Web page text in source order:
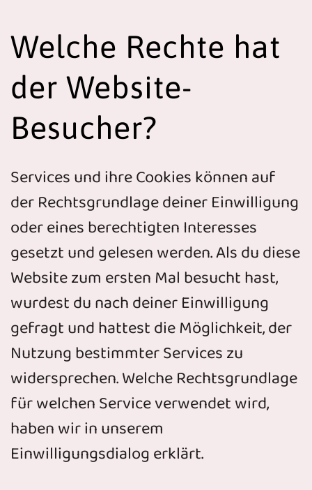
Welche Rechte hat
der Website-
Besucher?
Services und ihre Cookies können auf
der Rechtsgrundlage deiner Einwilligung
oder eines berechtigten Interesses
gesetzt und gelesen werden. Als du diese
Website zum ersten Mal besucht hast,
wurdest du nach deiner Einwilligung
gefragt und hattest die Möglichkeit, der
Nutzung bestimmter Services zu
widersprechen. Welche Rechtsgrundlage
für welchen Service verwendet wird,
haben wir in unserem
Einwilligungsdialog erklärt.